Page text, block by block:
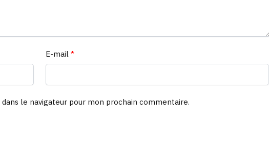
E-mail*
le navigateur pour mon prochain commentaire.